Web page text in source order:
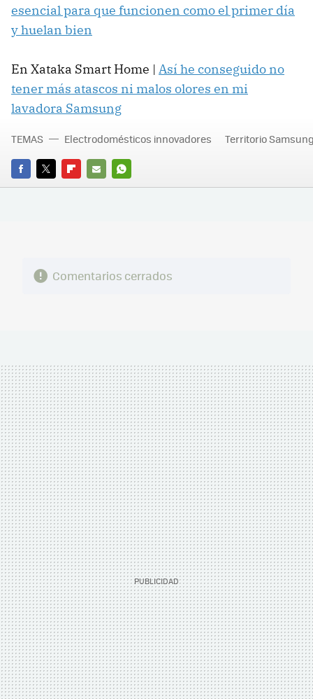
esencial para que funcionen como el primer día
y huelan bien
En Xataka Smart Home | Así he conseguido no
tener más atascos ni malos olores en mi
lavadora Samsung
FACEBOOK
TWITTERFLIPBOARD
E-
WHATSAPP
TEMAS Electrodomésticos innovadores Territorio
Comentarios cerrados